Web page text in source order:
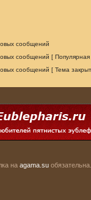
сообщений
сообщений [
сообщений [ Тема
на agama.su обязательна.